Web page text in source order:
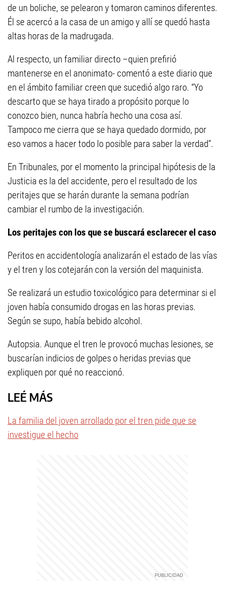
de un boliche, se pelearon y tomaron caminos diferentes.
Él se acercó a la casa de un amigo y allí se quedó hasta
altas horas de la madrugada.
Al respecto, un familiar directo –quien prefirió
mantenerse en el anonimato- comentó a este diario que
en el ámbito familiar creen que sucedió algo raro. “Yo
descarto que se haya tirado a propósito porque lo
conozco bien, nunca habría hecho una cosa así.
Tampoco me cierra que se haya quedado dormido, por
eso vamos a hacer todo lo posible para saber la verdad”.
En Tribunales, por el momento la principal hipótesis de la
Justicia es la del accidente, pero el resultado de los
peritajes que se harán durante la semana podrían
cambiar el rumbo de la investigación.
Los peritajes con los que se buscará esclarecer el caso
Peritos en accidentología analizarán el estado de las vías
y el tren y los cotejarán con la versión del maquinista.
Se realizará un estudio toxicológico para determinar si el
joven había consumido drogas en las horas previas.
Según se supo, había bebido alcohol.
Autopsia. Aunque el tren le provocó muchas lesiones, se
buscarían indicios de golpes o heridas previas que
expliquen por qué no reaccionó.
LEÉ MÁS
La familia del joven arrollado por el tren pide que se
investigue el hecho